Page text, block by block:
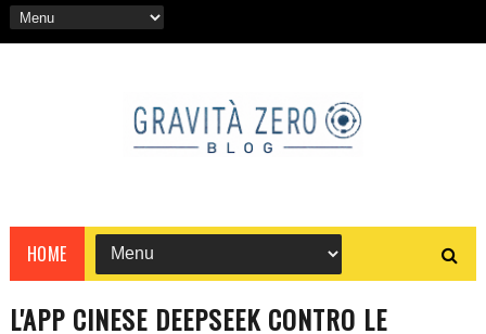
HOME
L'APP CINESE DEEPSEEK CONTRO LE